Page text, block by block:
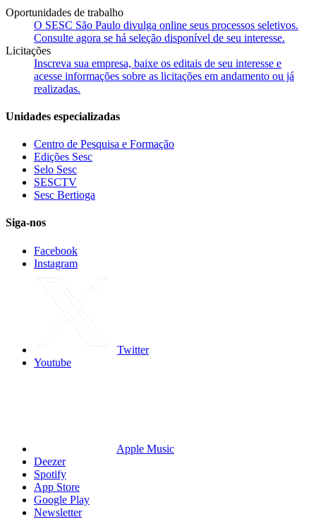
Oportunidades de trabalho
O SESC São Paulo divulga online seus processos seletivos.
Consulte agora se há seleção disponível de seu interesse.
Licitações
Inscreva sua empresa, baixe os editais de seu interesse e
acesse informações sobre as licitações em andamento ou já
realizadas.
Unidades especializadas
Centro de Pesquisa e Formação
Edições Sesc
Selo Sesc
SESCTV
Sesc Bertioga
Siga-nos
Facebook
Instagram
Twitter
Youtube
Apple Music
Deezer
Spotify
App Store
Google Play
Newsletter